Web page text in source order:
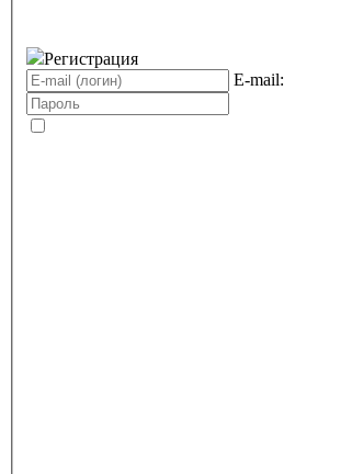
Регистрация
E-mail: